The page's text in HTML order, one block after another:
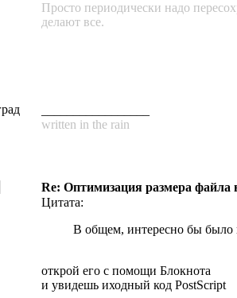
Просто периодически надо
делают все.
written in the rain
Re: Оптимизация размера файла
Цитата:
В общем, интересно бы было
открой его с помощи Блокнота
и увидешь иходный код PostScript